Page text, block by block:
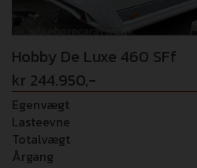
Hobby De Luxe 460 SFf
kr 244.950,-
Egenvægt
Lasteevne
Totalvægt
Årgang